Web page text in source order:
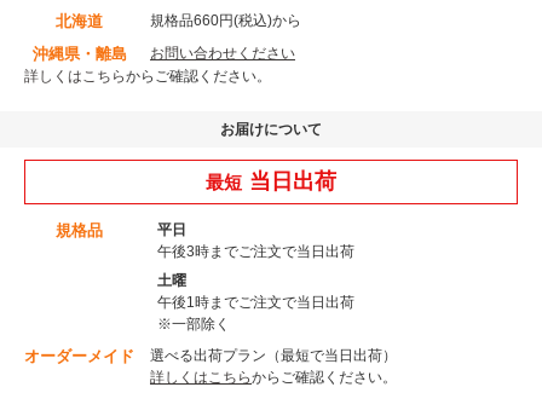
北海道 規格品660円(税込)から
沖縄県・離島
お問い合わせください
詳しくはこちらからご確認ください。
お届けについて
最短 当日出荷
規格品
平日
午後3時までご注文で当日出荷
土曜
午後1時までご注文で当日出荷
※一部除く
オーダーメイド
選べる出荷プラン（最短で当日出荷）
詳しくはこちらからご確認ください。